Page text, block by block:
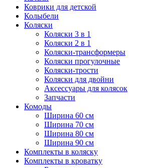
Коврики для детской
Колыбели
Коляски
Коляски 3 в 1
Коляски 2 в 1
Коляски-трансформеры
Коляски прогулочные
Коляски-трости
Коляски для двойни
Аксессуары для колясок
Запчасти
Комоды
Ширина 60 см
Ширина 70 см
Ширина 80 см
Ширина 90 см
Комплекты в коляску
Комплекты в кроватку